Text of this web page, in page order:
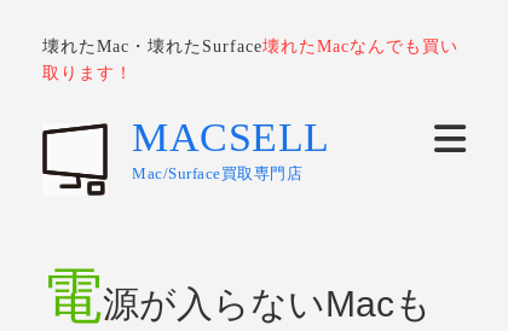
壊れたMac・壊れたSurface壊れたMacなんでも買い
取ります！
MACSELL
Mac/Surface買取専門店
電源が入らないMacも